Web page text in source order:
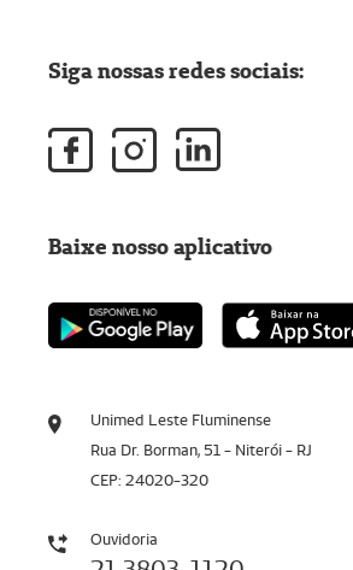
Unimed Leste Fluminense
Rua Dr. Borman, 51 - Niterói - RJ
CEP: 24020-320
Ouvidoria
Siga nossas redes sociais:
Baixe nosso aplicativo